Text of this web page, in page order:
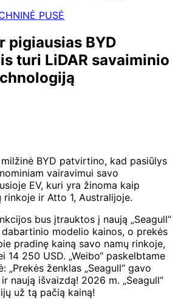
PUSĖ
pigiausias BYD
turi LiDAR savaiminio
BYD patvirtino, kad pasiūlys
vairavimui savo
EV, kuri yra žinoma kaip
rinkoje ir Atto 1, Australijoje.
bus įtrauktos į naują „Seagull“
modelio kainos, o prekės
pradinę kainą savo namų rinkoje,
14 250 USD. „Weibo“ paskelbtame
„Prekės ženklas „Seagull“ gavo
naują išvaizdą! 2026 m. „Seagull“
už tą pačią kainą!